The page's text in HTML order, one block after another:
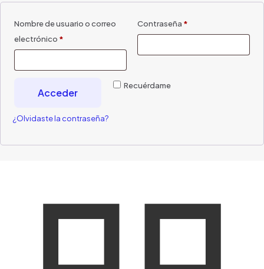
Nombre de usuario o correo
electrónico *
Contraseña *
Recuérdame
Acceder
¿Olvidaste la contraseña?